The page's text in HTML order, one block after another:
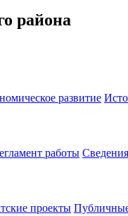
района
развитие
работы
проекты